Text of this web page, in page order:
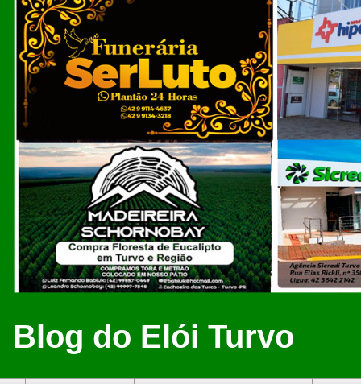
Blog do Elói Turvo